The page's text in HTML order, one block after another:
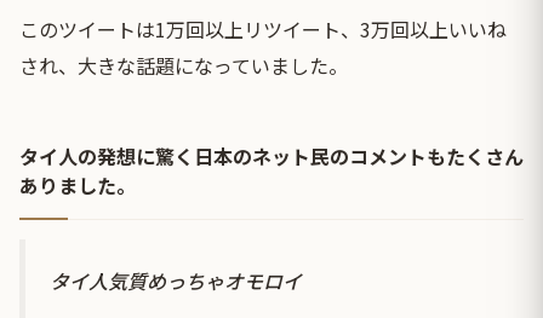
このツイートは1万回以上リツイート、3万回以上いいね
され、大きな話題になっていました。
タイ人の発想に驚く日本のネット民のコメントもたくさん
ありました。
タイ人気質めっちゃオモロイ